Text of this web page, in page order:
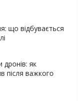
що відбувається
дронів: як
після важкого